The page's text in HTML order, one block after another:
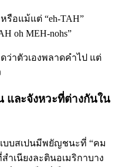
รือแม้แต่ “eh-TAH”
oh MEH-nohs”
ว่าตัวเองพลาดคำไป แต่
และจังหวะที่ต่างกันใน
บบสเปนมีพยัญชนะที่ “คม
ำเนียงละตินอเมริกาบาง